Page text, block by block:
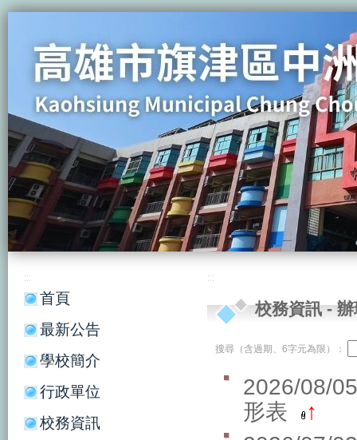
:::
首頁
最新公告
學校簡介
行政單位
校務資訊
:::
校務資訊-
搜尋（含過期、6字元為限）：
2026/08/
形表
↑